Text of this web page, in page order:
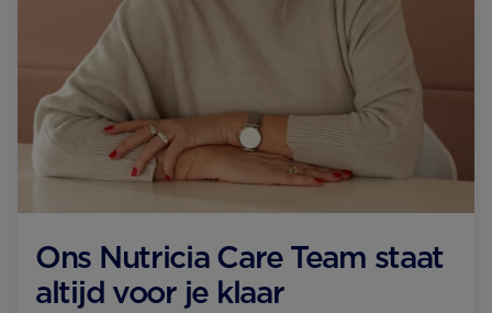
Ons Nutricia Care Team staat
altijd voor je klaar